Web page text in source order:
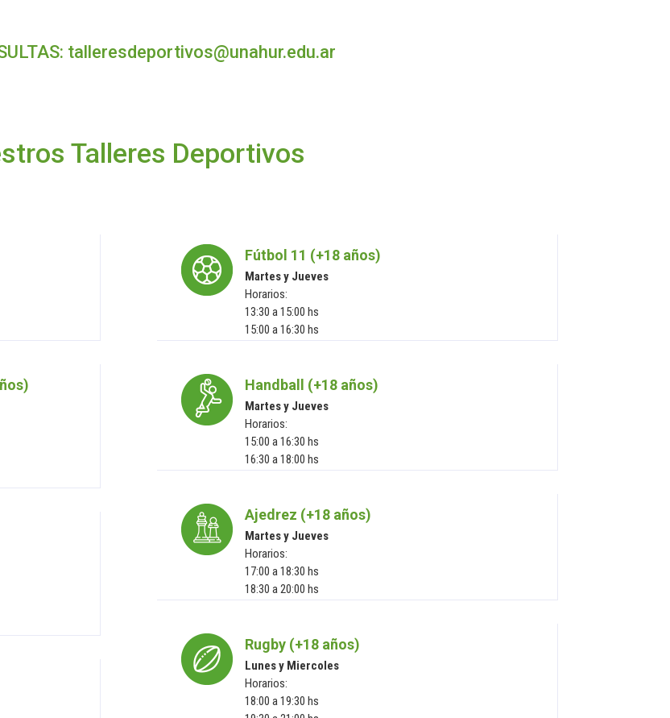
talleresdeportivos@unahur.edu.ar
Talleres Deportivos
Fútbol 11 (+18 años)
Martes y Jueves
Horarios:
13:30 a 15:00 hs
15:00 a 16:30 hs
Handball (+18 años)
Martes y Jueves
Horarios:
15:00 a 16:30 hs
16:30 a 18:00 hs
Ajedrez (+18 años)
Martes y Jueves
Horarios:
17:00 a 18:30 hs
18:30 a 20:00 hs
Rugby (+18 años)
Lunes y Miercoles
Horarios:
18:00 a 19:30 hs